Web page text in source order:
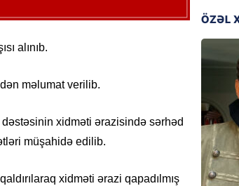
alınıb.
məlumat verilib.
dəstəsinin xidməti ərazisində sərhəd
müşahidə edilib.
xidməti ərazi qapadılmış
–
Nikol
ZƏNG
ÖLKƏ
ÖZƏL